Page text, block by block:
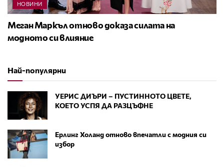
НОВИНИ
Меган Маркъл отново доказа силата на
модното си влияние
Най-популярни
УЕРИС ДИЪРИ – ПУСТИННОТО ЦВЕТЕ,
КОЕТО УСПЯ ДА РАЗЦЪФНЕ
Ерлинг Холанд отново впечатли с модния си
избор